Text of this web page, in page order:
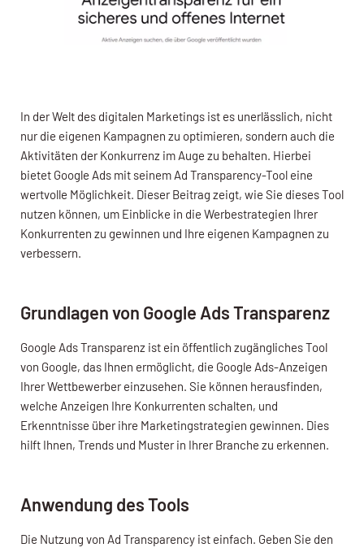
In der Welt des digitalen Marketings ist es unerlässlich, nicht
nur die eigenen Kampagnen zu optimieren, sondern auch die
Aktivitäten der Konkurrenz im Auge zu behalten. Hierbei
bietet Google Ads mit seinem Ad Transparency-Tool eine
wertvolle Möglichkeit. Dieser Beitrag zeigt, wie Sie dieses Tool
nutzen können, um Einblicke in die Werbestrategien Ihrer
Konkurrenten zu gewinnen und Ihre eigenen Kampagnen zu
verbessern.
Grundlagen von Google Ads Transparenz
Google Ads Transparenz ist ein öffentlich zugängliches Tool
von Google, das Ihnen ermöglicht, die Google Ads-Anzeigen
Ihrer Wettbewerber einzusehen. Sie können herausfinden,
welche Anzeigen Ihre Konkurrenten schalten, und
Erkenntnisse über ihre Marketingstrategien gewinnen. Dies
hilft Ihnen, Trends und Muster in Ihrer Branche zu erkennen.
Anwendung des Tools
Die Nutzung von Ad Transparency ist einfach. Geben Sie den